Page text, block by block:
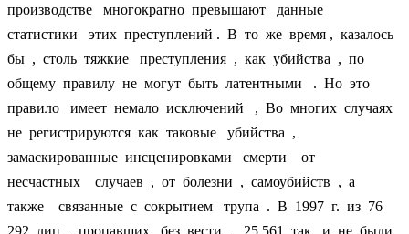
производстве многократно превышают данные
статистики этих преступлений . В то же время , казалось
бы , столь тяжкие преступления , как убийства , по
общему правилу не могут быть латентными . Но это
правило имеет немало исключений , Во многих случаях
не регистрируются как таковые убийства ,
замаскированные инсценировками смерти от
несчастных случаев , от болезни , самоубийств , а
также связанные с сокрытием трупа . В 1997 г. из 76
292 лиц , пропавших без вести , 25 561 так и не были